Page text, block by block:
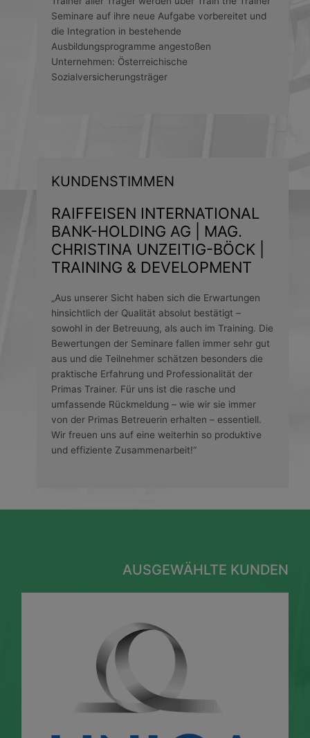
Seminare auf ihre neue Aufgabe vorbereitet und
die Integration in bestehende
Ausbildungsprogramme angestoßen
Unternehmen: Österreichische
Sozialversicherungsträger
KUNDENSTIMMEN
RAIFFEISEN INTERNATIONAL
BANK-HOLDING AG | MAG.
CHRISTINA UNZEITIG-BÖCK |
TRAINING & DEVELOPMENT
„Aus unserer Sicht haben sich die Erwartungen
hinsichtlich der Qualität absolut bestätigt –
sowohl in der Betreuung, als auch im Training. Die
Bewertungen der Seminare fallen immer sehr gut
aus und die Teilnehmer schätzen besonders die
praktische Erfahrung und Professionalität der
Primas Trainer. Für uns ist die rasche und
umfassende Rückmeldung – wie wir sie immer
von der Primas Betreuerin erhalten – essentiell.
Wir freuen uns auf eine weiterhin so produktive
und effiziente Zusammenarbeit!“
AUSGEWÄHLTE KUNDEN